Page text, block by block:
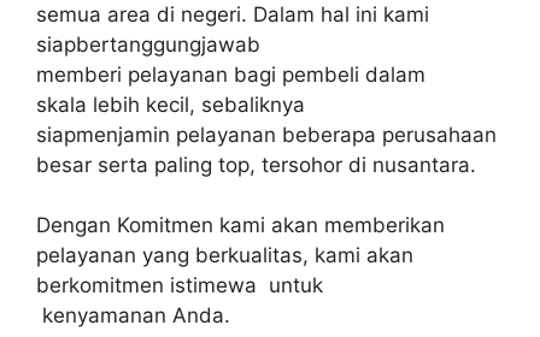
semua area di negeri. Dalam hal ini kami
siapbertanggungjawab
memberi pelayanan bagi pembeli dalam
skala lebih kecil, sebaliknya
siapmenjamin pelayanan beberapa perusahaan
besar serta paling top, tersohor di nusantara.
Dengan Komitmen kami akan memberikan
pelayanan yang berkualitas, kami akan
berkomitmen istimewa untuk
kenyamanan Anda.